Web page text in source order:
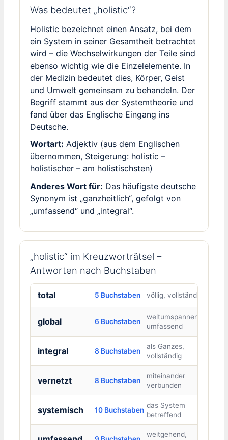
Was bedeutet „holistic“?
Holistic bezeichnet einen Ansatz, bei dem
ein System in seiner Gesamtheit betrachtet
wird – die Wechselwirkungen der Teile sind
ebenso wichtig wie die Einzelelemente. In
der Medizin bedeutet dies, Körper, Geist
und Umwelt gemeinsam zu behandeln. Der
Begriff stammt aus der Systemtheorie und
fand über das Englische Eingang ins
Deutsche.
Wortart: Adjektiv (aus dem Englischen
übernommen, Steigerung: holistic –
holistischer – am holistischsten)
Anderes Wort für: Das häufigste deutsche
Synonym ist „ganzheitlich“, gefolgt von
„umfassend“ und „integral“.
„holistic“ im Kreuzworträtsel –
Antworten nach Buchstaben
total 5 Buchstaben völlig, vollständig
global 6 Buchstaben
weltumspannend,
umfassend
integral 8 Buchstaben
als Ganzes,
vollständig
vernetzt 8 Buchstaben
miteinander
verbunden
systemisch 10 Buchstaben
das System
betreffend
weitgehend,